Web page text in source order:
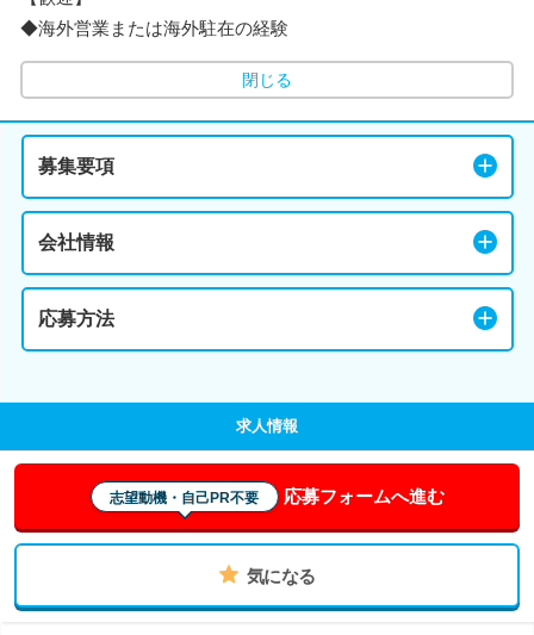
◆海外営業または海外駐在の経験
閉じる
募集要項
会社情報
応募方法
求人情報
志望動機・自己PR不要 応募フォームへ進む
気になる